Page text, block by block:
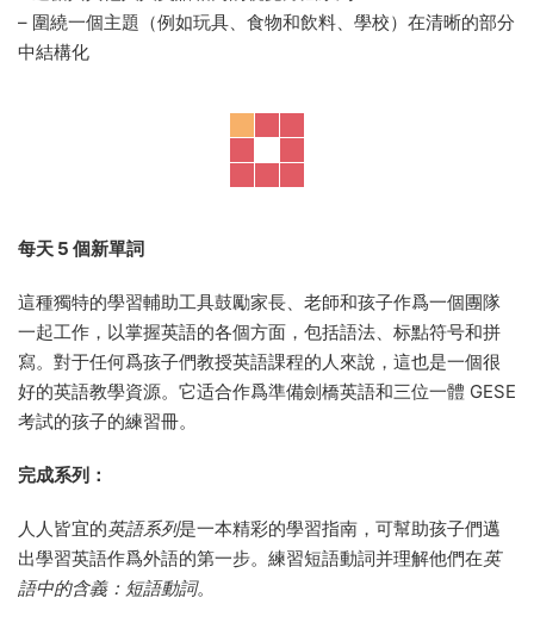
從顔色、數字、水果和玩具到動物、運動、衣服和天氣，幾乎
每一個英語主題都包含了引人注目的說明性細節。它非常易于
使用，包括每日“測試自己”活動，巧妙設計的襟翼可隐藏您孩子
動的方式掌握英語所需的一切：
– 教授超過 1,000 個常用英語單詞
– 精美的插圖伴随着刺激和娛樂活動
– 遵循與其他人人英語相同的視覺方法系列
– 圍繞一個主題（例如玩具、食物和飲料、學校）在清晰的部分
中結構化